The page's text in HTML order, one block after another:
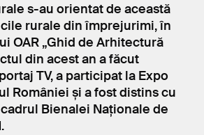
s-au orientat de această
rurale din împrejurimi, în
OAR „Ghid de Arhitectură
din acest an a făcut
TV, a participat la Expo
României și a fost distins cu
Bienalei Naționale de